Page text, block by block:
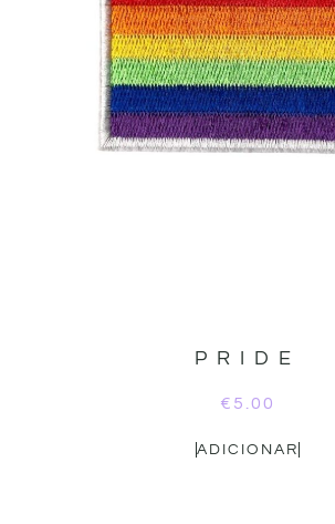
PRIDE
€ 5.00
ADICIONAR